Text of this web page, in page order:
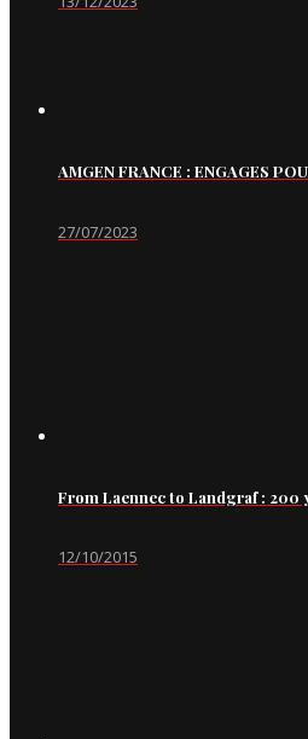
AMGEN FRANCE : ENGAGES
27/07/2023
From Laennec to Landgraf : 200
12/10/2015